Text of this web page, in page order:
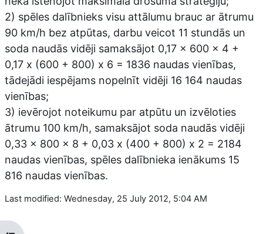
2) spēles dalībnieks visu attālumu brauc ar ātrumu
90 km/h bez atpūtas, darbu veicot 11 stundās un
soda naudās vidēji samaksājot 0,17 x 600 x 4 +
0,17 x (600 + 800) x 6 = 1836 naudas vienības,
tādejādi iespējams nopelnīt vidēji 16 164 naudas
vienības;
3) ievērojot noteikumu par atpūtu un izvēloties
ātrumu 100 km/h, samaksājot soda naudās vidēji
0,33 x 800 x 8 + 0,03 x (400 + 800) x 2 = 2184
naudas vienības, spēles dalībnieka ienākums 15
816 naudas vienības.
Last modified: Wednesday, 25 July 2012, 5:04 AM